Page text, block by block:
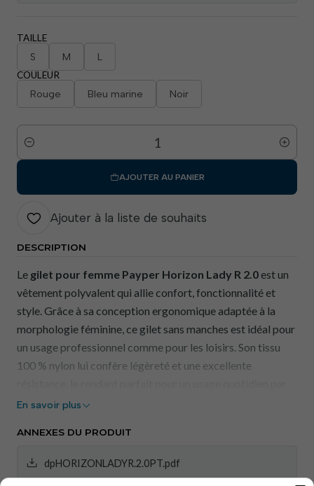
TAILLE
S M L
COULEUR
Rouge Bleu marine Noir
Quantité
AJOUTER AU PANIER
Ajouter à la liste de souhaits
DESCRIPTION
Le gilet pour femme Payper Horizon Lady R 2.0est un
vêtement polyvalent qui allie confort, fonctionnalité et
style. Grâce à sa conception ergonomique adaptée à la
morphologie féminine, ce gilet sans manches est idéal pour
un usage professionnel comme pour les loisirs. Son tissu
100 % nylon lui confère légèreté et une excellente
tous les temps.
Avantages:
Confort thermique :Fabriqué en tissu 100 % nylon,
En savoir plus
ANNEXES DU PRODUIT
dpHORIZONLADYR.2.0PT.pdf